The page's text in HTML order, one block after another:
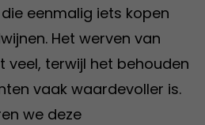
eenmalig iets kopen
Het werven van
veel, terwijl het behouden
vaak waardevoller is.
we deze